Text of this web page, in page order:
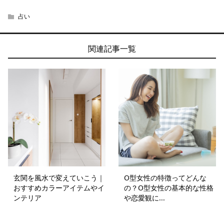
占い
関連記事一覧
玄関を風水で変えていこう｜
おすすめカラーアイテムやイ
ンテリア
O型女性の特徴ってどんな
の？O型女性の基本的な性格
や恋愛観に...